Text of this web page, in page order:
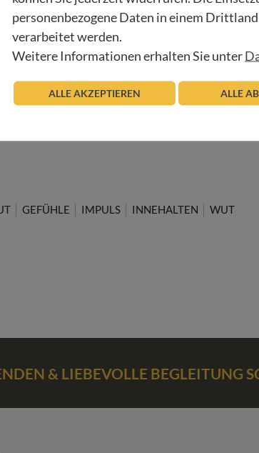
GEFÜHLE IMPULS INNEHALTEN WUT
& LIEBEVOLLE BEGLEITUNG
personenbezogene Daten in einem
verarbeitet werden.
Weitere Informationen erhalten Sie unter
ALLE AKZEPTIEREN ALLE